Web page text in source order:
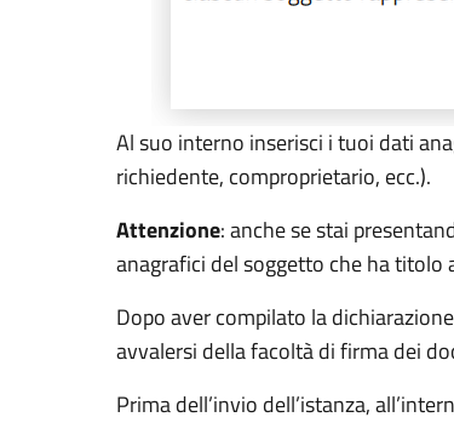
Al suo interno inserisci i tuoi dati
richiedente, comproprietario, ecc.).
Attenzione: anche se stai
anagrafici del soggetto che ha titolo
Dopo aver compilato la
avvalersi della facoltà di firma dei
Prima dell’invio dell’istanza,